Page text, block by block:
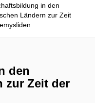
in den
Ländern zur Zeit
den
zur Zeit der